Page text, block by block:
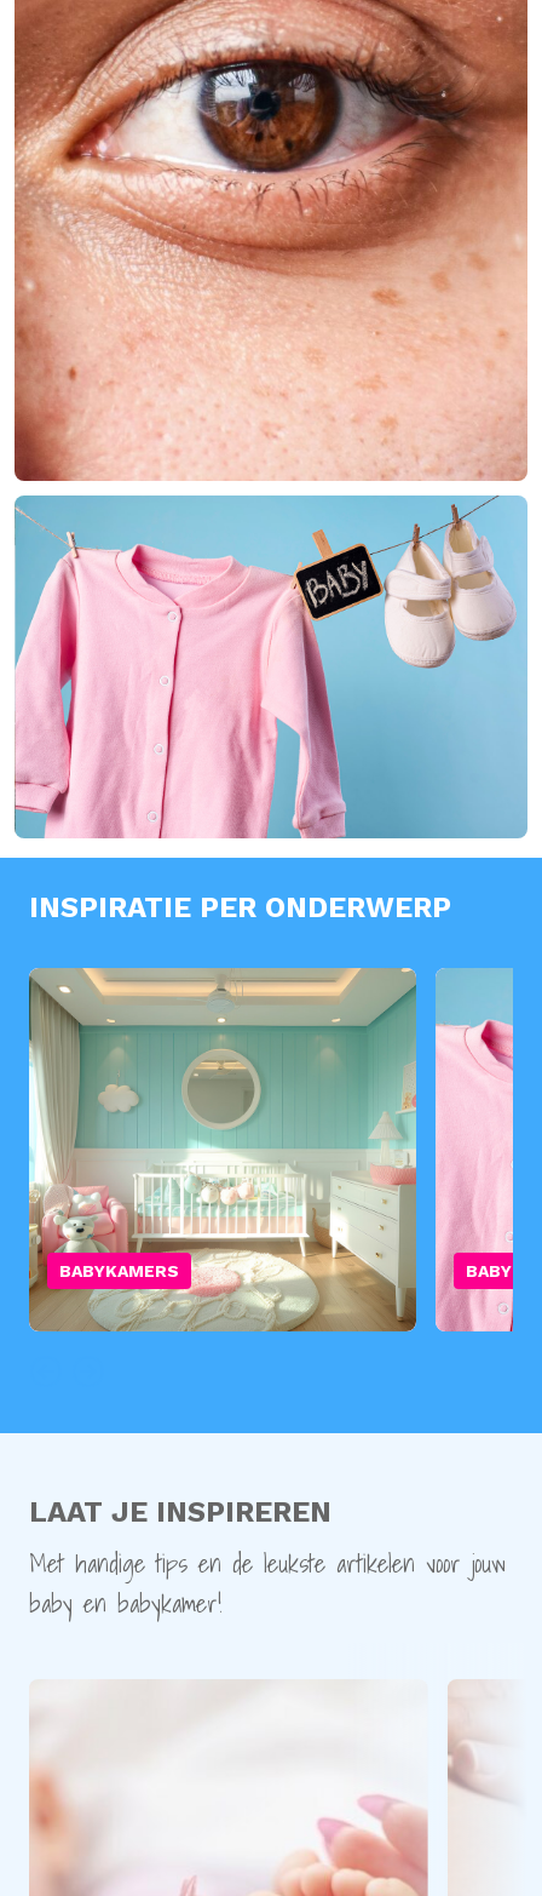
BABYKLEDING
BABYKLEDING
KOPEN:
WAAR
LET
JE
OP
BIJ
KWALITEIT
EN
PASVORM?
INSPIRATIE PER ONDERWERP
BABYKAMERS
LAAT JE INSPIREREN
Met handige tips en de leukste artikelen voor jouw
baby en babykamer!